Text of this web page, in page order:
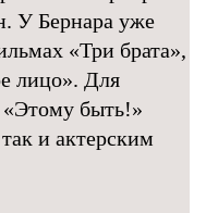
У Бернара уже
«Три брата»,
лицо». Для
быть!»
и актерским